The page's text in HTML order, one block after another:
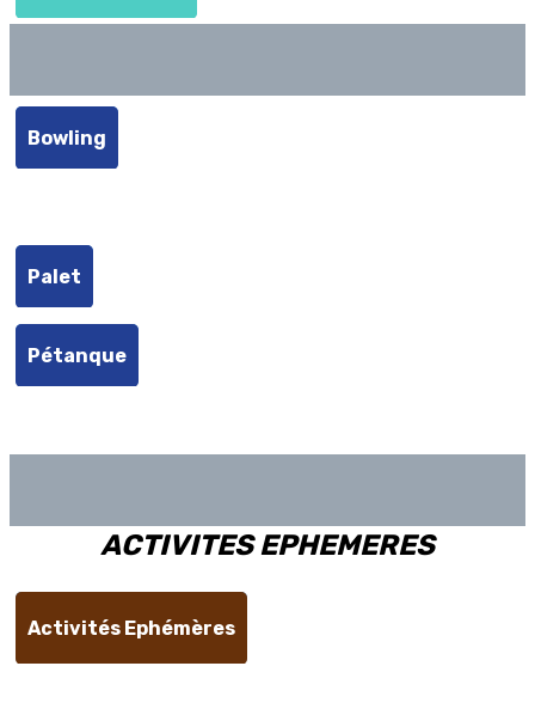
Bowling
Palet
Pétanque
ACTIVITES EPHEMERES
Activités Ephémères